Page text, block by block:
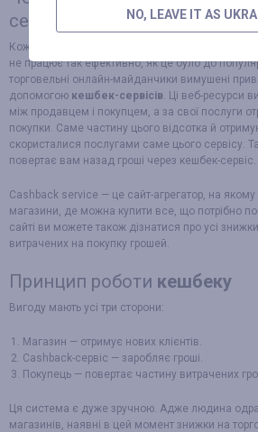
сервісом?
Кожен інтернет-магазин сьогодні має велику
не працює так ефективно, як це було до
торговельні онлайн-майданчики вимушені
допомогою кешбек-сервісів. Ці веб-ресурси
між продавцем і покупцем, а за свої послуги
покупки. Саме частину цього відсотка й
скористалися послугами саме цього сервісу.
повертає вам назад гроші через кешбек-сервіс.
Cashback service — це сайт-агрегатор, на якому
магазини, де можна купити все, що потрібно
сайті ви можете також дізнатися про усі
витрачених на покупку грошей.
Принцип роботи кешбеку
Вигоду мають усі три сторони:
Магазин — отримує нових клієнтів.
Cashback-сервіс — заробляє гроші.
Покупець — повертає частину витрачених
Ця система є дуже зручною. Адже людина
магазинів, наявні в цей момент знижки на
NO, LEAVE IT AS